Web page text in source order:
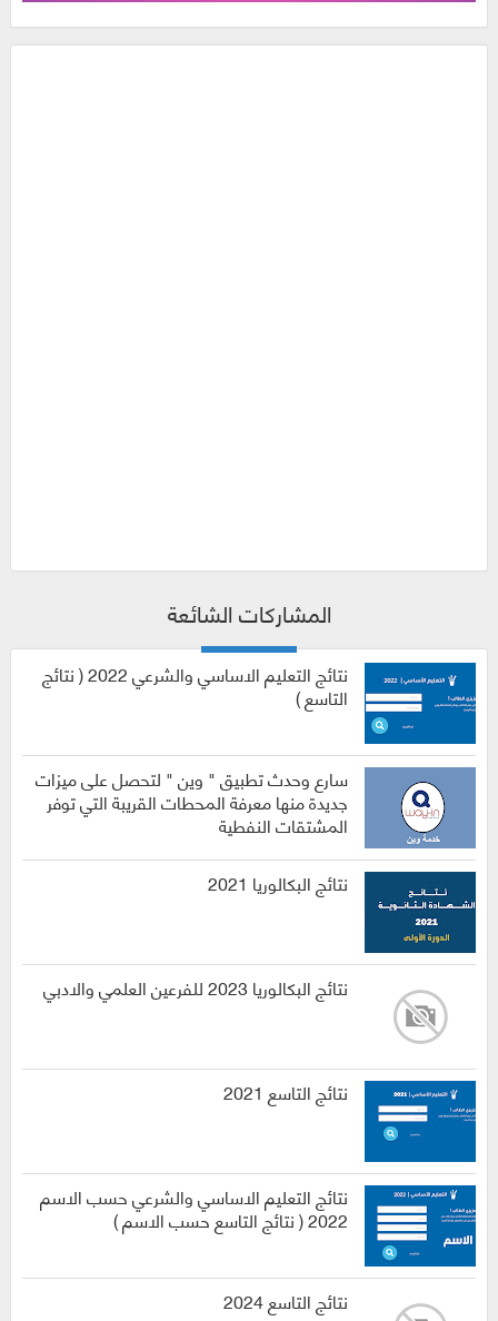
المشاركات الشائعة
نتائج التعليم الاساسي والشرعي 2022 ( نتائج
التاسع )
سارع وحدث تطبيق " وين " لتحصل على ميزات
جديدة منها معرفة المحطات القريبة التي توفر
المشتقات النفطية
نتائج البكالوريا 2021
نتائج البكالوريا 2023 للفرعين العلمي والادبي
نتائج التاسع 2021
نتائج التعليم الاساسي والشرعي حسب الاسم
2022 ( نتائج التاسع حسب الاسم )
نتائج التاسع 2024